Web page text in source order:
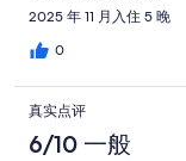
2025 年 11 月入住 5 晚
0
真实点评
6/10 一般